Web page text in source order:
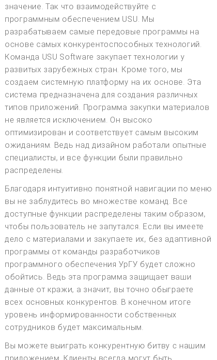
значение. Так что взаимодействуйте с
программным обеспечением USU. Мы
разрабатываем самые передовые программы на
основе самых конкурентоспособных технологий.
Команда USU Software закупает технологии у
развитых зарубежных стран. Кроме того, мы
создаем системную платформу на их основе. Эта
система предназначена для создания различных
типов приложений. Программа закупки материалов
не является исключением. Он высоко
оптимизирован и соответствует самым высоким
ожиданиям. Ведь над дизайном работали опытные
специалисты, и все функции были правильно
распределены.
Благодаря интуитивно понятной навигации по меню
вы не заблудитесь во множестве команд. Все
доступные функции распределены таким образом,
чтобы пользователь не запутался. Если вы имеете
дело с материалами и закупаете их, без адаптивной
программы от команды разработчиков
программного обеспечения УрГУ будет сложно
обойтись. Ведь эта программа защищает ваши
данные от кражи, а значит, вы точно обыграете
всех основных конкурентов. В конечном итоге
уровень информированности собственных
сотрудников будет максимальным.
Вы можете выиграть конкурентную битву с нашим